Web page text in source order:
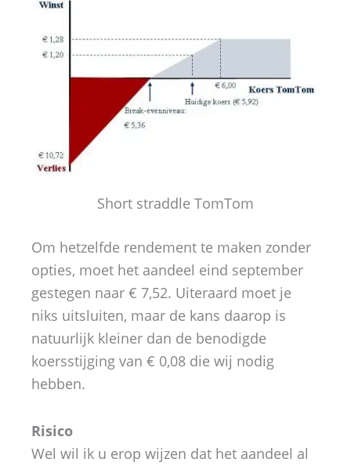
Short straddle TomTom
Om hetzelfde rendement te maken zonder
opties, moet het aandeel eind september
gestegen naar € 7,52. Uiteraard moet je
niks uitsluiten, maar de kans daarop is
natuurlijk kleiner dan de benodigde
koersstijging van € 0,08 die wij nodig
hebben.
Risico
Wel wil ik u erop wijzen dat het aandeel al